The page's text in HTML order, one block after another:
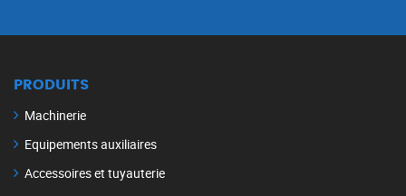
PRODUITS
Machinerie
Equipements auxiliaires
Accessoires et tuyauterie